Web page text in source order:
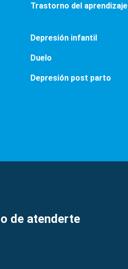
Trastorno del aprendizaje
Depresión infantil
Duelo
Depresión post parto
de atenderte